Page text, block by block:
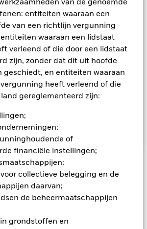
van de genoemde
entiteiten waaraan een
van een richtlijn vergunning
waaraan een lidstaat
verleend of die door een lidstaat
zijn, zonder dat dit uit hoofde
geschiedt, en entiteiten waaraan
heeft verleend of die
gereglementeerd zijn:
of
financiële instellingen;
collectieve belegging en de
daarvan;
de beheermaatschappijen
grondstoffen en
de Circulaire Economie te beheren en
op het vlak van milieu, maatschappij
en potentieelfactoren. Het Fonds
class-benadering voor duurzaam
oogpunt) voor elke relevante
enige activiteitensector uit te
van de emittenten van effecten
heeft een ESG-rating of werd
doeleinden. Het Fonds kan een
beschreven criteria betreffende de
en/of ESG.
Kapitaalrisico.
kunnen dalen en stijgen, en
Beleggers verliezen mogelijk hun
bedrijven worden gewoonlijk in kleinere
en vertonen grotere